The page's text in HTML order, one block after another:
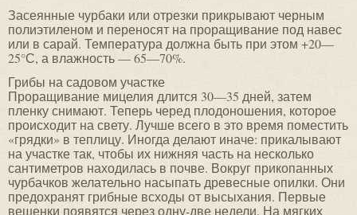
Засеянные чурбаки или отрезки прикрывают черным
полиэтиленом и переносят на проращивание под навес
или в сарай. Температура должна быть при этом +20—
25°С, а влажность — 65—70%.
Грибы на садовом участке
Проращивание мицелия длится 30—35 дней, затем
пленку снимают. Теперь черед плодоношения, которое
происходит на свету. Лучше всего в это время поместить
«грядки» в теплицу. Иногда делают иначе: прикалывают
на участке так, чтобы их нижняя часть на несколько
сантиметров находилась в почве. Вокруг прикопанных
чурбачков желательно насыпать древесные опилки. Они
предохранят грибные всходы от высыхания. Первые
вешенки появятся через одну-две недели. На мягких